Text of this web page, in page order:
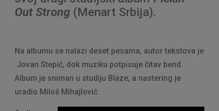
Out Strong (Menart Srbija).
Na albumu se nalazi deset pesama, autor tekstova je
Jovan Stepić, dok muziku potpisuje čitav bend.
Album je sniman u studiju Blaze, a nastering je
uradio Miloš Mihajlović.